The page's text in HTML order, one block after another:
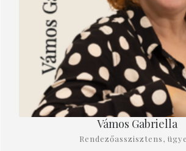
Vámos Gabriella
Rendezőasszisztens,